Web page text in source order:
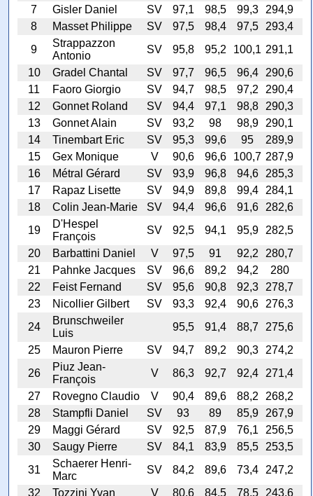
7
Gisler Daniel SV 97,1 98,5 99,3
294,9
8
Masset Philippe SV 97,5 98,4 97,5
293,4
9
Strappazzon
Antonio
SV 95,8 95,2 100,1 291,1
10
Gradel Chantal SV 97,7 96,5 96,4
290,6
11
Faoro Giorgio SV 94,7 98,5 97,2
290,4
12
Gonnet Roland SV 94,4 97,1 98,8
290,3
13
Gonnet Alain SV 93,2 98 98,9
290,1
14
Tinembart Eric SV 95,3 99,6 95
289,9
15
Gex Monique V 90,6 96,6 100,7 287,9
16
Métral Gérard SV 93,9 96,8 94,6
285,3
17
Rapaz Lisette SV 94,9 89,8 99,4
284,1
18
Colin Jean-Marie SV 94,4 96,6 91,6
282,6
19
D'Hespel
François
SV 92,5 94,1 95,9
282,5
20
Barbattini Daniel V 97,5 91 92,2
280,7
21
Pahnke Jacques SV 96,6 89,2 94,2
280
22
Feist Fernand SV 95,6 90,8 92,3
278,7
23
Nicollier Gilbert SV 93,3 92,4 90,6
276,3
24
Brunschweiler
Luis
95,5 91,4 88,7
275,6
25
Mauron Pierre SV 94,7 89,2 90,3
274,2
26
Piuz Jean-
François
V 86,3 92,7 92,4
271,4
27
Rovegno Claudio V 90,4 89,6 88,2
268,2
28
Stampfli Daniel SV 93 89 85,9
267,9
29
Maggi Gérard SV 92,5 87,9 76,1
256,5
30
Saugy Pierre SV 84,1 83,9 85,5
253,5
31
Schaerer Henri-
Marc
SV 84,2 89,6 73,4
247,2
32
Tozzini Yvan V 80,6 84,5 78,5 243,6